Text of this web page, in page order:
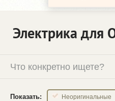
Электрика для
Что конкретно ищете?
Показать: Неоригинальные